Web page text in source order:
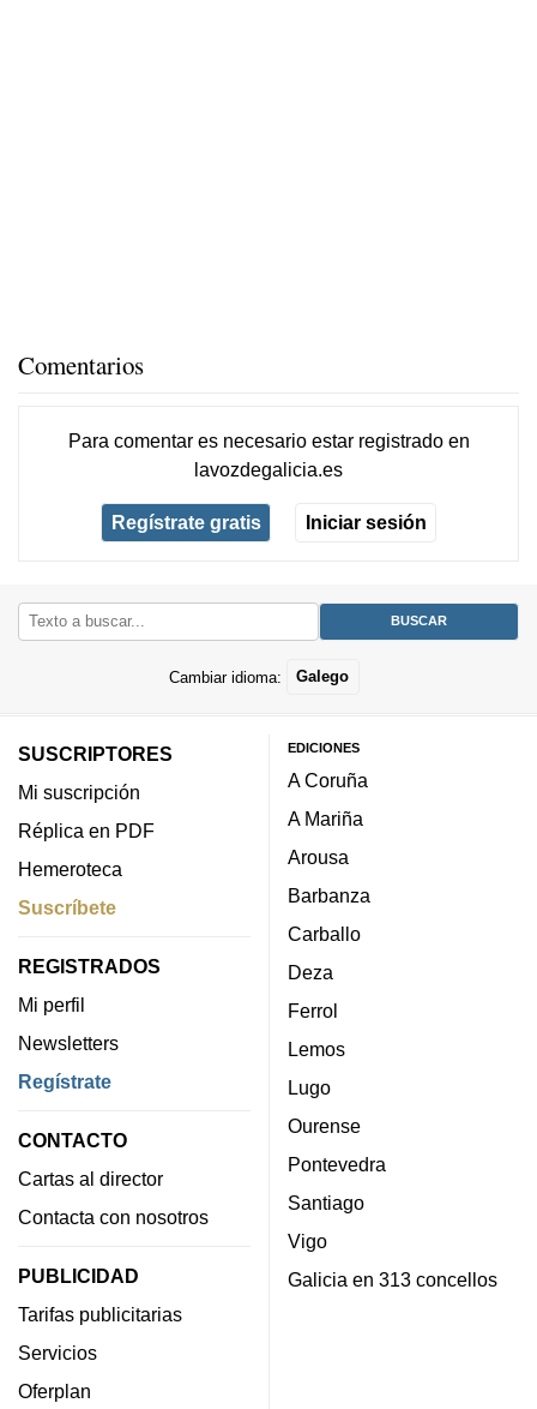
Comentarios
Para comentar es necesario estar registradoen
lavozdegalicia.es
Regístrate gratis Iniciar sesión
Cambiar idioma: Galego
SUSCRIPTORES
Mi suscripción
Réplica en PDF
Hemeroteca
Suscríbete
REGISTRADOS
Mi perfil
Newsletters
Regístrate
CONTACTO
Cartas al director
Contacta con nosotros
PUBLICIDAD
Tarifas publicitarias
Servicios
Oferplan
EDICIONES
A Coruña
A Mariña
Arousa
Barbanza
Carballo
Deza
Ferrol
Lemos
Lugo
Ourense
Pontevedra
Santiago
Vigo
Galicia en 313 concellos